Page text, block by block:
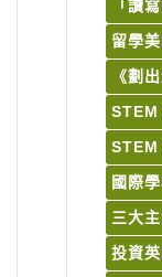
「讀
留學
《劃
STEM
STEM
國際
三大
投資